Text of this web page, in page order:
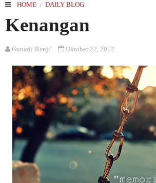
HOME / DAILY BLOG
Kenangan
Gunadi 'Renji' Oktober 22, 2012